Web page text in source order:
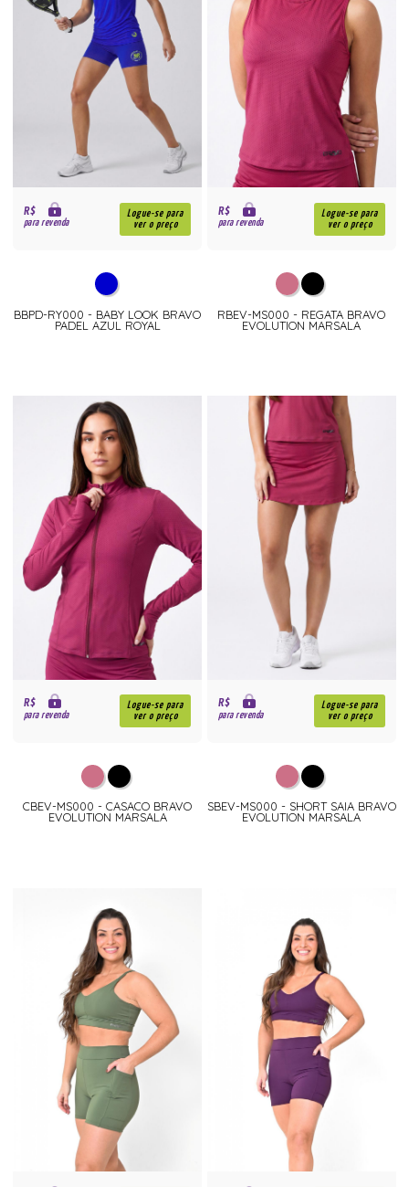
R$
para revenda
Logue-se para
ver o preço
BBPD-RY000 - BABY LOOK BRAVO
PADEL AZUL ROYAL
R$
para revenda
Logue-se para
ver o preço
RBEV-MS000 - REGATA BRAVO
EVOLUTION MARSALA
R$
para revenda
Logue-se para
ver o preço
CBEV-MS000 - CASACO BRAVO
EVOLUTION MARSALA
R$
para revenda
Logue-se para
ver o preço
SBEV-MS000 - SHORT SAIA BRAVO
EVOLUTION MARSALA